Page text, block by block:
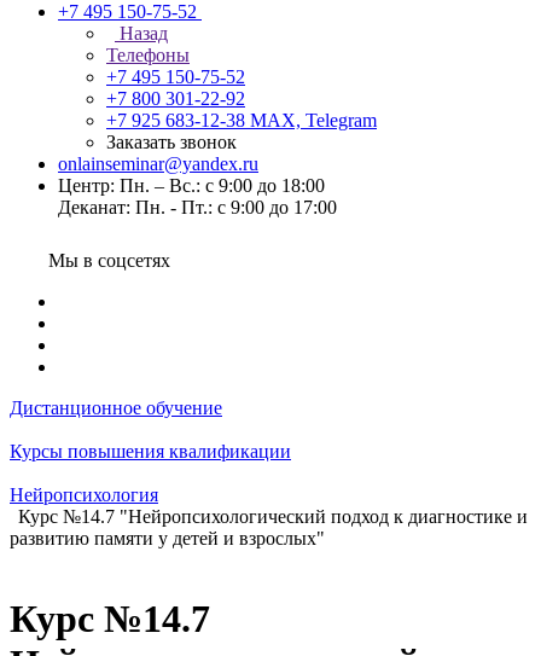
+7 495 150-75-52
Назад
Телефоны
+7 495 150-75-52
+7 800 301-22-92
+7 925 683-12-38 MAX, Telegram
Заказать звонок
onlainseminar@yandex.ru
Центр: Пн. – Вс.: с 9:00 до 18:00
Деканат: Пн. - Пт.: с 9:00 до 17:00
Мы в соцсетях
Дистанционное обучение
Курсы повышения квалификации
Нейропсихология
Курс №14.7 "Нейропсихологический подход к диагностике и
развитию памяти у детей и взрослых"
Курс №14.7